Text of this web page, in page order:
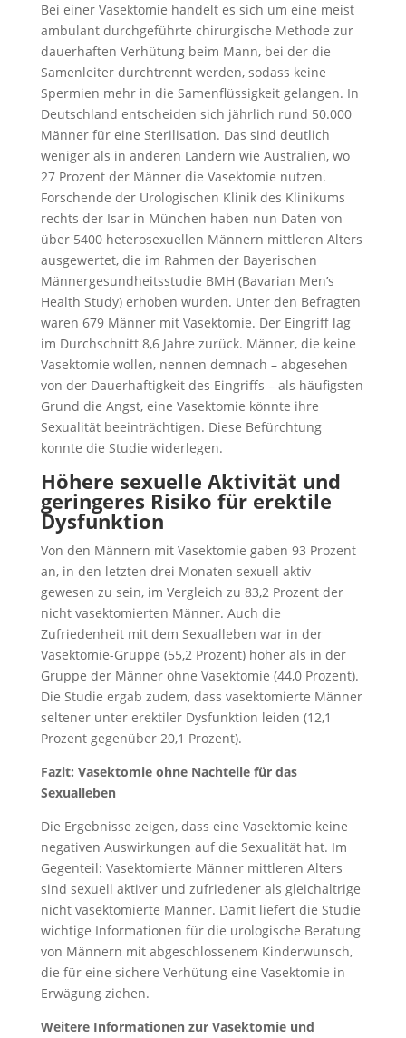
Bei einer Vasektomie handelt es sich um eine meist
ambulant durchgeführte chirurgische Methode zur
dauerhaften Verhütung beim Mann, bei der die
Samenleiter durchtrennt werden, sodass keine
Spermien mehr in die Samenflüssigkeit gelangen. In
Deutschland entscheiden sich jährlich rund 50.000
Männer für eine Sterilisation. Das sind deutlich
weniger als in anderen Ländern wie Australien, wo
27 Prozent der Männer die Vasektomie nutzen.
Forschende der Urologischen Klinik des Klinikums
rechts der Isar in München haben nun Daten von
über 5400 heterosexuellen Männern mittleren Alters
ausgewertet, die im Rahmen der Bayerischen
Männergesundheitsstudie BMH (Bavarian Men’s
Health Study) erhoben wurden. Unter den Befragten
waren 679 Männer mit Vasektomie. Der Eingriff lag
im Durchschnitt 8,6 Jahre zurück. Männer, die keine
Vasektomie wollen, nennen demnach – abgesehen
von der Dauerhaftigkeit des Eingriffs – als häufigsten
Grund die Angst, eine Vasektomie könnte ihre
Sexualität beeinträchtigen. Diese Befürchtung
konnte die Studie widerlegen.
Höhere sexuelle Aktivität und
geringeres Risiko für erektile
Dysfunktion
Von den Männern mit Vasektomie gaben 93 Prozent
an, in den letzten drei Monaten sexuell aktiv
gewesen zu sein, im Vergleich zu 83,2 Prozent der
nicht vasektomierten Männer. Auch die
Zufriedenheit mit dem Sexualleben war in der
Vasektomie-Gruppe (55,2 Prozent) höher als in der
Gruppe der Männer ohne Vasektomie (44,0 Prozent).
Die Studie ergab zudem, dass vasektomierte Männer
seltener unter erektiler Dysfunktion leiden (12,1
Prozent gegenüber 20,1 Prozent).
Fazit: Vasektomie ohne Nachteile für das
Sexualleben
Die Ergebnisse zeigen, dass eine Vasektomie keine
negativen Auswirkungen auf die Sexualität hat. Im
Gegenteil: Vasektomierte Männer mittleren Alters
sind sexuell aktiver und zufriedener als gleichaltrige
nicht vasektomierte Männer. Damit liefert die Studie
wichtige Informationen für die urologische Beratung
von Männern mit abgeschlossenem Kinderwunsch,
die für eine sichere Verhütung eine Vasektomie in
Erwägung ziehen.
Weitere Informationen zur Vasektomie und